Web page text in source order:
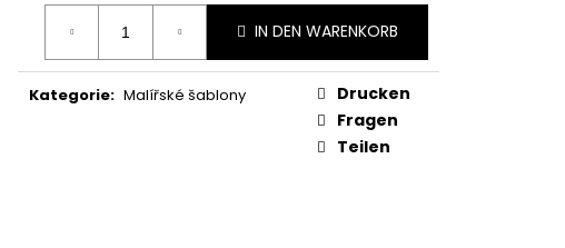
Verkaufspreis:
IN DEN WARENKORB
Kategorie: Malířské šablony
Drucken
Fragen
Teilen